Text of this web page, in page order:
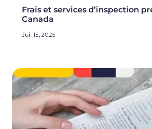
Frais et services d’inspection
Canada
Juil 15, 2025